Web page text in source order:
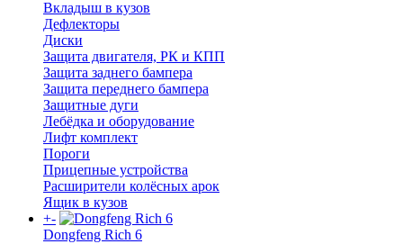
Вкладыш в кузов
Дефлекторы
Диски
Защита двигателя, РК и КПП
Защита заднего бампера
Защита переднего бампера
Защитные дуги
Лебёдка и оборудование
Лифт комплект
Пороги
Прицепные устройства
Расширители колёсных арок
Ящик в кузов
+-
Dongfeng Rich 6